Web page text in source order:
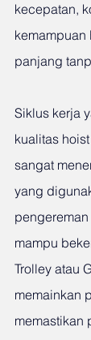
kecepatan,
kemampuan
panjang
Siklus kerja
kualitas
sangat
yang
mampu
Trolley atau
memainkan
memastikan